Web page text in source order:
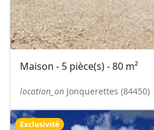
Maison - 5 pièce(s) - 80 m²
location_on Jonquerettes (84450)
Exclusivité